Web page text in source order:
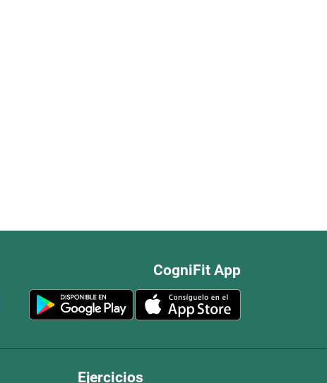
CogniFit App
Ejercicios